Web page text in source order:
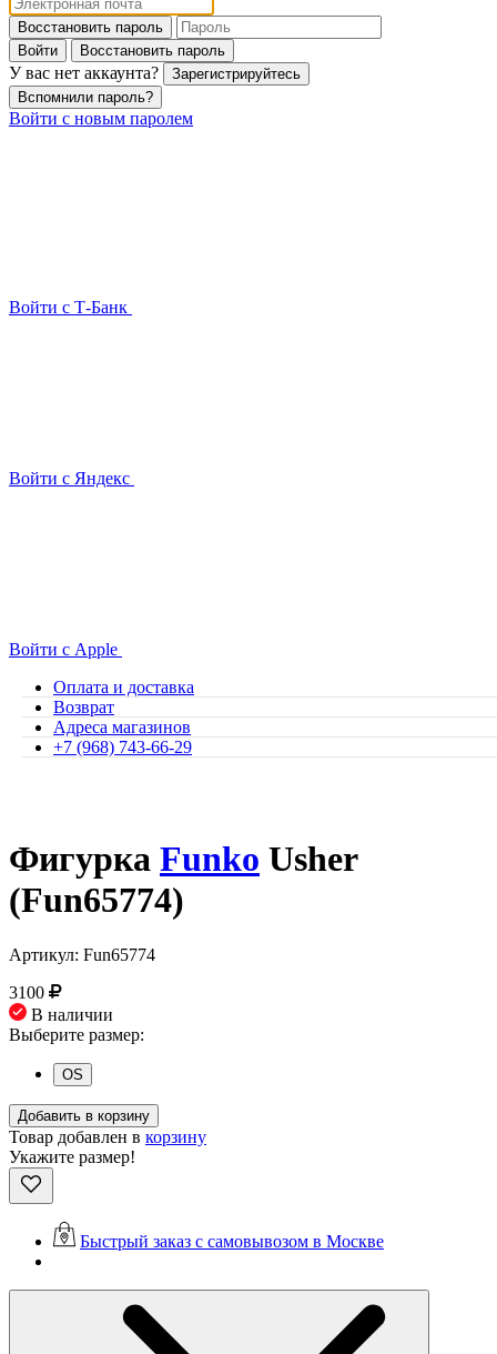
Восстановить пароль
Войти
Восстановить пароль
У вас нет аккаунта?
Зарегистрируйтесь
Вспомнили пароль?
Войти с новым паролем
Войти с Т-Банк
Войти с Яндекс
Войти с Apple
Оплата и доставка
Возврат
Адреса магазинов
+7 (968) 743-66-29
Фигурка Funko Usher
(Fun65774)
Артикул: Fun65774
3100
В наличии
Выберите размер:
OS
Добавить в корзину
Товар добавлен в корзину
Укажите размер!
Быстрый заказ с самовывозом в Москве